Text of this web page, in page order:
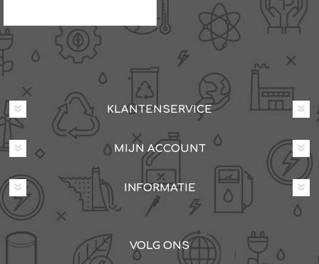
KLANTENSERVICE
MIJN ACCOUNT
INFORMATIE
VOLG ONS